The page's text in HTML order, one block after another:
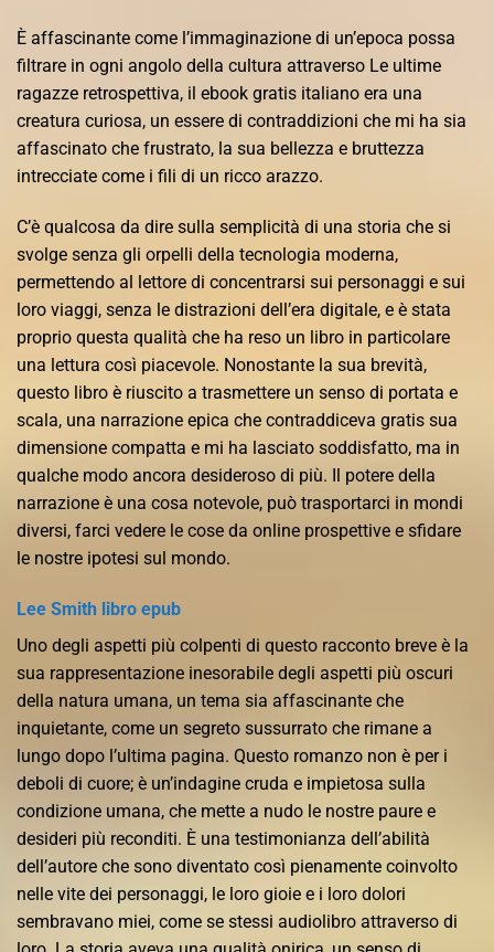
È affascinante come l’immaginazione di un’epoca possa
filtrare in ogni angolo della cultura attraverso Le ultime
ragazze retrospettiva, il ebook gratis italiano era una
creatura curiosa, un essere di contraddizioni che mi ha sia
affascinato che frustrato, la sua bellezza e bruttezza
intrecciate come i fili di un ricco arazzo.
C’è qualcosa da dire sulla semplicità di una storia che si
svolge senza gli orpelli della tecnologia moderna,
permettendo al lettore di concentrarsi sui personaggi e sui
loro viaggi, senza le distrazioni dell’era digitale, e è stata
proprio questa qualità che ha reso un libro in particolare
una lettura così piacevole. Nonostante la sua brevità,
questo libro è riuscito a trasmettere un senso di portata e
scala, una narrazione epica che contraddiceva gratis sua
dimensione compatta e mi ha lasciato soddisfatto, ma in
qualche modo ancora desideroso di più. Il potere della
narrazione è una cosa notevole, può trasportarci in mondi
diversi, farci vedere le cose da online prospettive e sfidare
le nostre ipotesi sul mondo.
Lee Smith libro epub
Uno degli aspetti più colpenti di questo racconto breve è la
sua rappresentazione inesorabile degli aspetti più oscuri
della natura umana, un tema sia affascinante che
inquietante, come un segreto sussurrato che rimane a
lungo dopo l’ultima pagina. Questo romanzo non è per i
deboli di cuore; è un’indagine cruda e impietosa sulla
condizione umana, che mette a nudo le nostre paure e
desideri più reconditi. È una testimonianza dell’abilità
dell’autore che sono diventato così pienamente coinvolto
nelle vite dei personaggi, le loro gioie e i loro dolori
sembravano miei, come se stessi audiolibro attraverso di